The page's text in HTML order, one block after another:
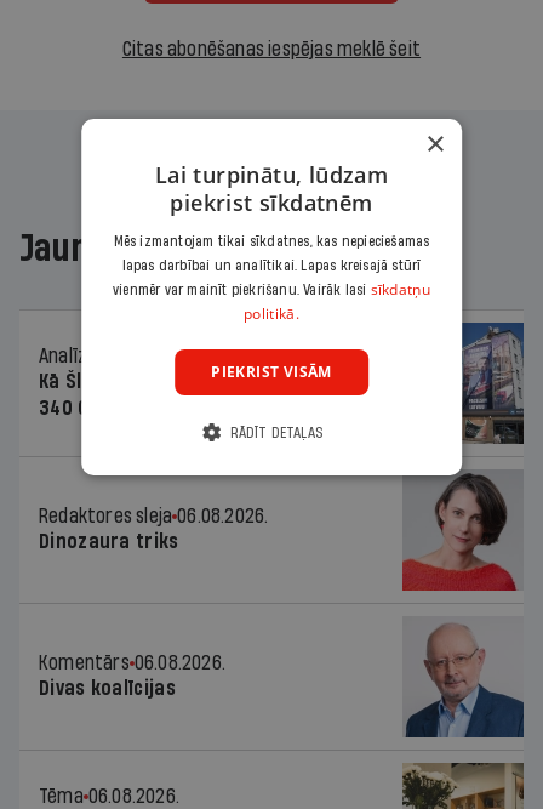
Citas abonēšanas iespējas meklē šeit
Jaunākajā žurnālā
Analīze
06.08.2026.
Kā Šlesera partija palika nesodīta par
340 000 vērtu reklāmas kampaņu
Redaktores sleja 06.08.2026.
Dinozaura triks
Komentārs 06.08.2026.
Divas koalīcijas
Tēma 06.08.2026.
×
Lai turpinātu, lūdzam
piekrist sīkdatnēm
Mēs izmantojam tikai sīkdatnes, kas nepieciešamas
lapas darbībai un analītikai. Lapas kreisajā stūrī
vienmēr var mainīt piekrišanu. Vairāk lasi sīkdatņu
politikā.
PIEKRIST VISĀM
RĀDĪT DETAĻAS